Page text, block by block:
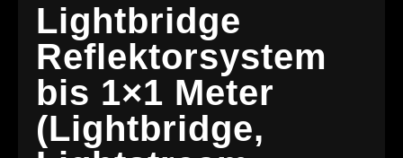
Lightbridge
Reflektorsystem
bis 1×1 Meter
(Lightbridge,